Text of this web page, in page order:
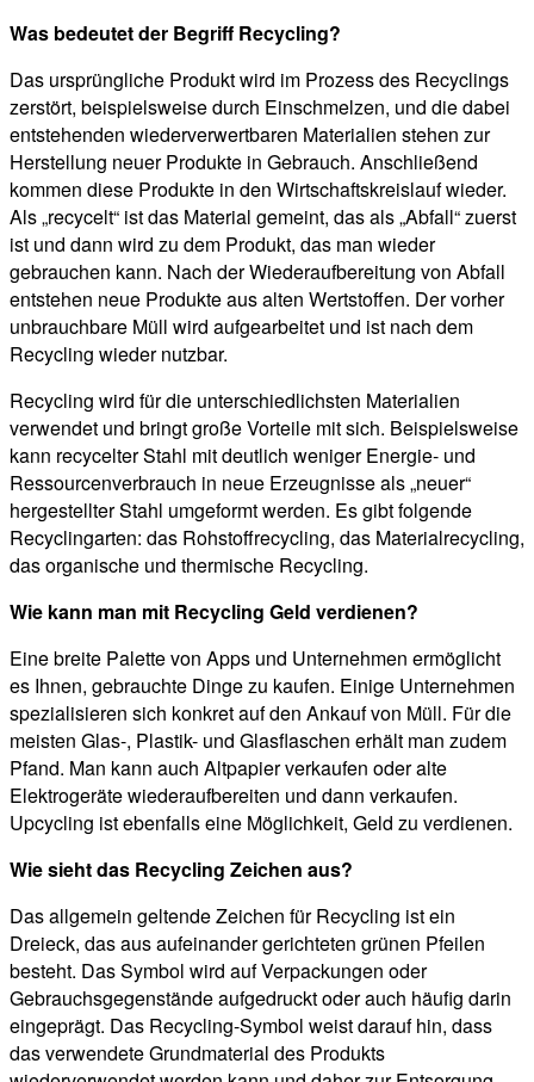
Was bedeutet der Begriff Recycling?
Das ursprüngliche Produkt wird im Prozess des Recyclings
zerstört, beispielsweise durch Einschmelzen, und die dabei
entstehenden wiederverwertbaren Materialien stehen zur
Herstellung neuer Produkte in Gebrauch. Anschließend
kommen diese Produkte in den Wirtschaftskreislauf wieder.
Als „recycelt“ ist das Material gemeint, das als „Abfall“ zuerst
ist und dann wird zu dem Produkt, das man wieder
gebrauchen kann. Nach der Wiederaufbereitung von Abfall
entstehen neue Produkte aus alten Wertstoffen. Der vorher
unbrauchbare Müll wird aufgearbeitet und ist nach dem
Recycling wieder nutzbar.
Recycling wird für die unterschiedlichsten Materialien
verwendet und bringt große Vorteile mit sich. Beispielsweise
kann recycelter Stahl mit deutlich weniger Energie- und
Ressourcenverbrauch in neue Erzeugnisse als „neuer“
hergestellter Stahl umgeformt werden. Es gibt folgende
Recyclingarten: das Rohstoffrecycling, das Materialrecycling,
das organische und thermische Recycling.
Wie kann man mit Recycling Geld verdienen?
Eine breite Palette von Apps und Unternehmen ermöglicht
es Ihnen, gebrauchte Dinge zu kaufen. Einige Unternehmen
spezialisieren sich konkret auf den Ankauf von Müll. Für die
meisten Glas-, Plastik- und Glasflaschen erhält man zudem
Pfand. Man kann auch Altpapier verkaufen oder alte
Elektrogeräte wiederaufbereiten und dann verkaufen.
Upcycling ist ebenfalls eine Möglichkeit, Geld zu verdienen.
Wie sieht das Recycling Zeichen aus?
Das allgemein geltende Zeichen für Recycling ist ein
Dreieck, das aus aufeinander gerichteten grünen Pfeilen
besteht. Das Symbol wird auf Verpackungen oder
Gebrauchsgegenstände aufgedruckt oder auch häufig darin
eingeprägt. Das Recycling-Symbol weist darauf hin, dass
das verwendete Grundmaterial des Produkts